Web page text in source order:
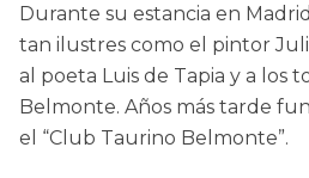
Durante su estancia en
tan ilustres como el pintor
al poeta Luis de Tapia y a los
Belmonte. Años más tarde
el “Club Taurino Belmonte”.